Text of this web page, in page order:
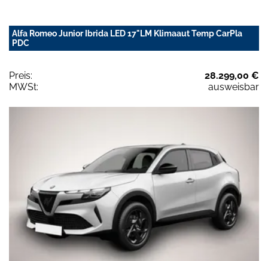
Alfa Romeo Junior Ibrida LED 17"LM Klimaaut Temp CarPla
PDC
Preis:
28.299,00 €
MWSt:
ausweisbar